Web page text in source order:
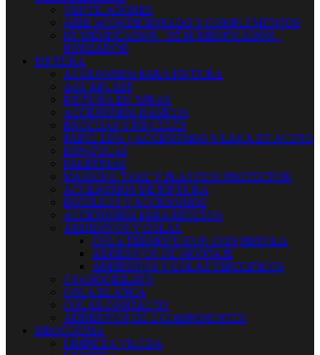
VENTILADORES
AIRE ACONDICIONADO Y COMPLEMENTOS
HUMIDIFICADOR - DESUMIDIFICADOR -
IONIZADOR
PINTURA
ACCESORIOS PARA PINTURA
AGUAPLAST
PINTURA EN SPRAY
ACCESORIOS BASICOS
BROCHAS Y PINCELES
PAPEL LIJA + ACCESORIOS Y LANA DE ACERO
ESPATULAS
PALETINAS
MASKING TAKE Y PLASTICO PROTECTOR
ACCESORIOS DE PINTURA
RODILLOS Y ACCESORIOS
ACCESORIOS PARA EFECTOS
ADHESIVOS Y COLAS
COLA TERMOFUSION CON PISTOLA
ADHESIVOS DE MONTAJE
ADHESIVOS Y COLAS ESPECIFICOS
CYANOCRILATO
COLA BLANCA
COLAS CONTACTO
ADHESIVOS DE 2 COMPONENTES
DROGUERIA
LIMPIEZA VILEDA